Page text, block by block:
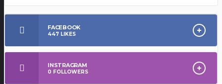
FACEBOOK
447 LIKES
INSTRAGRAM
0 FOLLOWERS